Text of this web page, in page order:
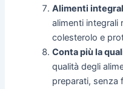
Alimenti
alimenti integrali
colesterolo e
Conta più la
qualità degli
preparati, senza